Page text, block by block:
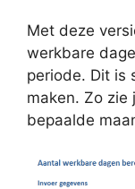
Met deze
werkbare
periode. Dit is
maken. Zo zie
bepaalde